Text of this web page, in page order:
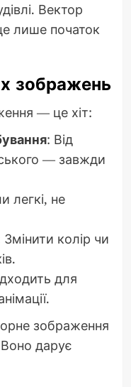
Вектор
лише початок
зображень
— це хіт:
: Від
— завжди
легкі, не
Змінити колір чи
для
зображення
дарує